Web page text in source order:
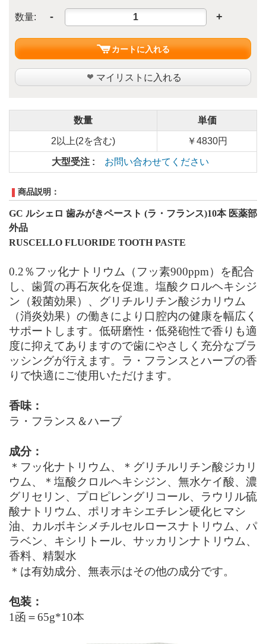
数量: - +
カートに入れる
マイリストに入れる
数量 単価
2以上(2を含む) ￥4830円
大型受注 : お問い合わせてください
商品説明：
GC ルシェロ 歯みがきペースト (ラ・フランス)10本 医薬部
外品
RUSCELLO FLUORIDE TOOTH PASTE
0.2％フッ化ナトリウム（フッ素900ppm）を配合
し、歯質の再石灰化を促進。塩酸クロルヘキシジ
ン（殺菌効果）、グリチルリチン酸ジカリウム
（消炎効果）の働きにより口腔内の健康を幅広く
サポートします。低研磨性・低発砲性で香りも適
度に抑えてありますので歯にやさしく充分なブラ
ッシングが行えます。ラ・フランスとハーブの香
りで快適にご使用いただけます。
香味 ：
ラ・フランス＆ハーブ
成分：
＊フッ化ナトリウム、＊グリチルリチン酸ジカリ
ウム、＊塩酸クロルヘキシジン、無水ケイ酸、濃
グリセリン、プロピレングリコール、ラウリル硫
酸ナトリウム、ポリオキシエチレン硬化ヒマシ
油、カルボキシメチルセルロースナトリウム、パ
ラベン、キシリトール、サッカリンナトリウム、
香料、精製水
＊は有効成分、無表示はその他の成分です。
包装：
1函＝65g*10本